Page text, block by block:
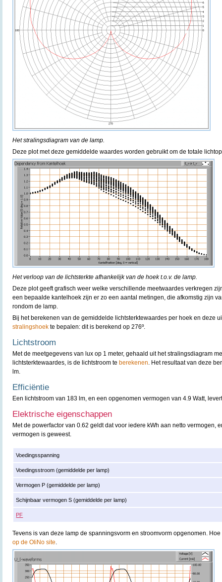
Het stralingsdiagram van de lamp.
Deze plot met deze gemiddelde waardes worden gebruikt om de totale
Het verloop van de lichtsterkte afhankelijk van de hoek t.o.v. de lamp.
Deze plot geeft grafisch weer welke verschillende meetwaardes verkregen
een bepaalde kantelhoek zijn er zo een aantal metingen, die afkomstig zijn
rondom de lamp.
Bij het berekenen van de gemiddelde lichtsterktewaardes per hoek en deze
stralingshoek te bepalen: dit is berekend op 276º.
Lichtstroom
Met de meetgegevens van lux op 1 meter, gehaald uit het stralingsdiagram
lichtsterktewaardes, is de lichtstroom te berekenen. Het resultaat van deze
lm.
Efficiëntie
Een lichtstroom van 183 lm, en een opgenomen vermogen van 4.9 Watt,
Elektrische eigenschappen
Met de powerfactor van 0.62 geldt dat voor iedere kWh aan netto vermogen,
vermogen is geweest.
Voedingsspanning
Voedingsstroom (gemiddelde per lamp)
Vermogen P (gemiddelde per lamp)
Schijnbaar vermogen S (gemiddelde per lamp)
PF
Tevens is van deze lamp de spanningsvorm en stroomvorm opgenomen.
op de OliNo site.